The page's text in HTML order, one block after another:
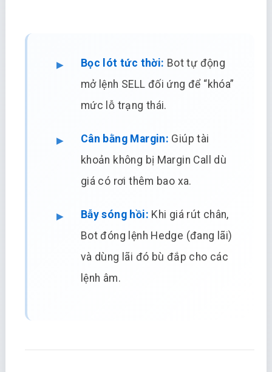
Bọc lót tức thời: Bot tự động
mở lệnh SELL đối ứng để “khóa”
mức lỗ trạng thái.
Cân bằng Margin: Giúp tài
khoản không bị Margin Call dù
giá có rơi thêm bao xa.
Bẫy sóng hồi: Khi giá rút chân,
Bot đóng lệnh Hedge (đang lãi)
và dùng lãi đó bù đắp cho các
lệnh âm.